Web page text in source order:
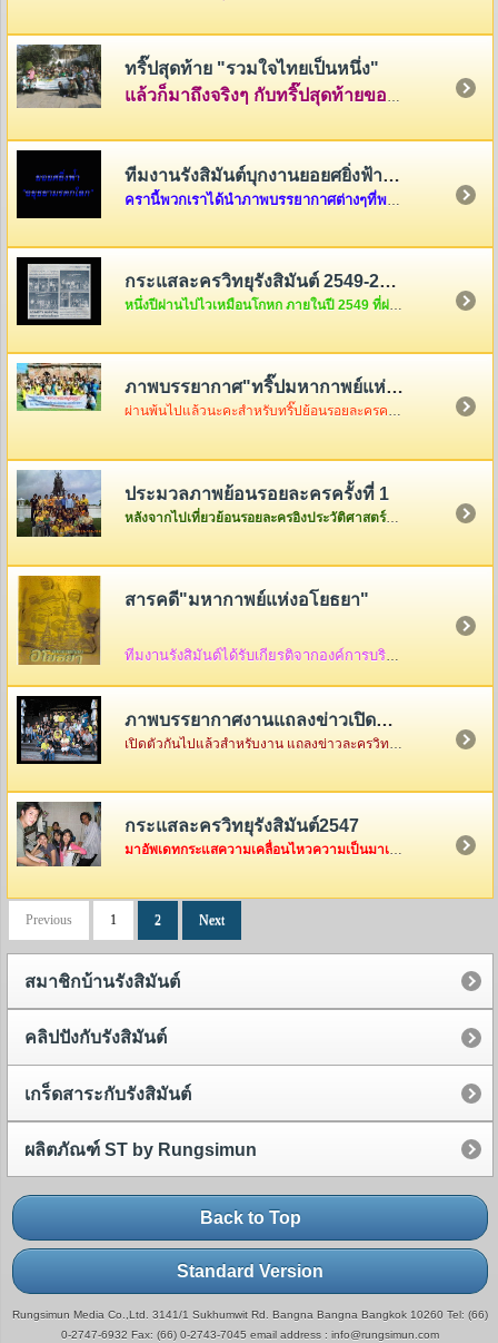
ทริ๊ปสุดท้าย "รวมใจไทยเป็นหนึ่ง"
แล้วก็มาถึงจริงๆ กับทริ๊ปสุดท้ายของรายการ "รวมใจไทยเป็นหนึ่ง" ที่เต็มไปด้วยความสนุกสนานและความตรึงใจ คลุกเคล้าด้วยกับเสียงหัวเราะและร้องไห้ นำภาพมาฝากกันพอเลาๆ ในบ้านรังสิมันต์แห่งนี้ครับ แต่ถ้าอยากดูต่อ ก็คลิ๊กดูใต้ภาพในบทความได้เลยครับ
ทีมงานรังสิมันต์บุกงานยอยศยิ่งฟ้า อยุธยามรดกโลก
กระแสละครวิทยุรังสิมันต์ 2549-2550
หนึ่งปีผ่านไปไวเหมือนโกหก ภายในปี 2549 ที่ผ่านมากระแสละครวิทยุของพวกเราชาวรังสิมันต์จะเป็นอย่างไรกันบ้างนะ สงสัยแล้วใช่มั้ยล่ะคะ ถ้างั้นต้องรีบคริ๊กเข้าไปดูแล้วล่ะค่ะ ไม่งั้น out นะขอบอก...
ภาพบรรยากาศ"ทริ๊ปมหากาพย์แห่งอโยธยา"
ผ่านพ้นไปแล้วนะคะสำหรับทริ๊ปย้อนรอยละครครั้งที่ 2 เมื่อวันอาทิตย์ที่ 3 ธันวา ซึ่งในวันนั้นอากาศค่อนข้างเป็นใจไม่ค่อยร้อนมากอย่างที่คิดแต่ความสนุกจะร้อนแรงขนาดไหนต้องคริ๊กเข้าไปดูภาพกันเองค่ะ
ประมวลภาพย้อนรอยละครครั้งที่ 1
หลังจากไปเที่ยวย้อนรอยละครอิงประวัติศาสตร์ที่จังหวัดพระนครศรีอยุธยาครั้งแรกกันกลับมาแล้ว ก็เอาภาพกลับมาให้ดูเล่าสู่กันฟัง ใครเป็นใครก็ดูกันเอาเองก็แล้วกันนะคะ
สารคดี"มหากาพย์แห่งอโยธยา"
ภาพบรรยากาศงานแถลงข่าวเปิดตัว"มหากาพย์แห่งอโยธยา"
เปิดตัวกันไปแล้วสำหรับงาน แถลงข่าวละครวิทยุอิงประวัติศาสตร์ ชุด " มหากาพย์แห่งอโยธยา" ณ คุ้มขุนแผน จังหวัดพระนครศรีอยุธยา ซึ่งในงานมีแขกรับเชิญผู้เกียรติมาร่วมงานกันคับคั่ง พร้อมด้วยเหล่าทีมงานและแฟนละครอีกมากมาย...
กระแสละครวิทยุรังสิมันต์2547
มาอัพเดทกระแสความเคลื่อนไหวความเป็นมาเป็นไปของทีมงานรังสิมันต์กันค่ะ ว่าพวกเค้าเหล่านี้ได้ไปทำอะไรกันมาบ้าง
Previous 1 2 Next
สมาชิกบ้านรังสิมันต์
คลิปปังกับรังสิมันต์
เกร็ดสาระกับรังสิมันต์
ผลิตภัณฑ์ ST by Rungsimun
Back to Top
Standard Version
Rungsimun Media Co.,Ltd. 3141/1 Sukhumwit Rd. Bangna Bangna Bangkok 10260 Tel: (66)
0-2747-6932 Fax: (66) 0-2743-7045 email address : info@rungsimun.com